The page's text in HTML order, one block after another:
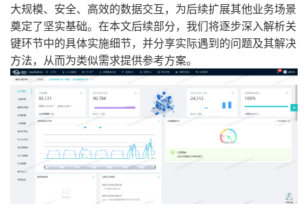
大规模、安全、高效的数据交互，为后续扩展其他业务场景
奠定了坚实基础。在本文后续部分，我们将逐步深入解析关
键环节中的具体实施细节，并分享实际遇到的问题及其解决
方法，从而为类似需求提供参考方案。